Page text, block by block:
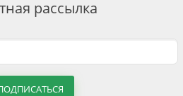
рассылка